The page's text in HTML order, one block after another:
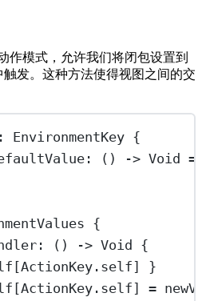
作模式，允许我们将闭包设置到
发。这种方法使得视图之间的交
: EnvironmentKey {
() -> Void =
{
() -> Void
{
[ActionKey. self] }
[ActionKey. self] =